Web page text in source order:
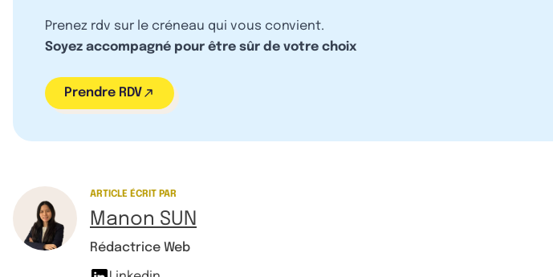
Prenez rdv sur le créneau qui vous convient.
Soyez accompagné pour être sûr de votre choix
Prendre RDV
ARTICLE ÉCRIT PAR
Manon SUN
Rédactrice Web